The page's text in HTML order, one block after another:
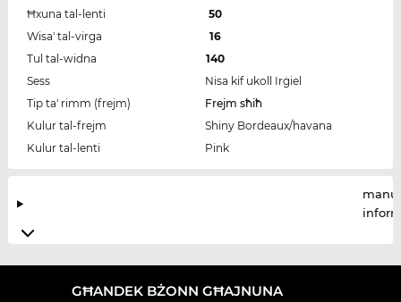
Ħxuna tal-lenti
50
Wisa' tal-virga
16
Tul tal-widna
140
Sess
Nisa kif ukoll Irġiel
Tip ta' rimm (frejm)
Frejm sħiħ
Kulur tal-frejm
Shiny Bordeaux/havana
Kulur tal-lenti
Pink
GĦANDEK BŻONN GĦAJNUNA